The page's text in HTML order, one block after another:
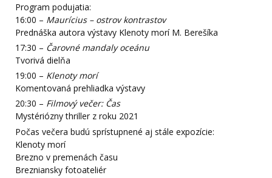
Program podujatia:
16:00 – Maurícius – ostrov kontrastov
Prednáška autora výstavy Klenoty morí M. Berešíka
17:30 – Čarovné mandaly oceánu
Tvorivá dielňa
19:00 – Klenoty morí
Komentovaná prehliadka výstavy
20:30 – Filmový večer: Čas
Mystériózny thriller z roku 2021
Počas večera budú sprístupnené aj stále expozície:
Klenoty morí
Brezno v premenách času
Brezniansky fotoateliér